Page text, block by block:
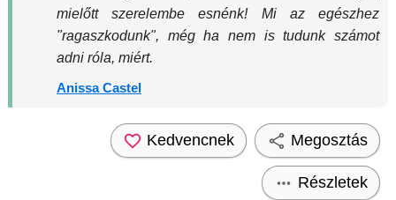
mielőtt szerelembe esnénk! Mi az egészhez
"ragaszkodunk", még ha nem is tudunk számot
adni róla, miért.
Anissa Castel
Kedvencnek Megosztás
Részletek